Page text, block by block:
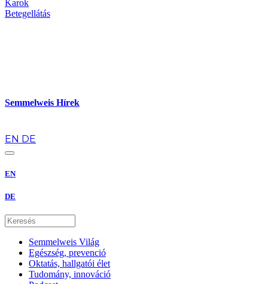
Karok
Betegellátás
Semmelweis Hírek
EN DE
EN
DE
Semmelweis Világ
Egészség, prevenció
Oktatás, hallgatói élet
Tudomány, innováció